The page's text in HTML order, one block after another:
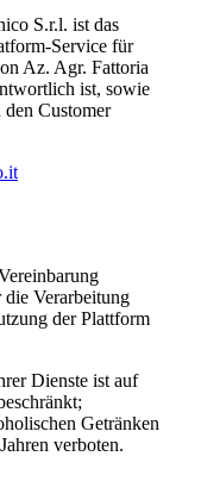
S.r.l. ist das
Service für
Az. Agr. Fattoria
ist, sowie
Customer
Verarbeitung
der Plattform
Dienste ist auf
Getränken
verboten.